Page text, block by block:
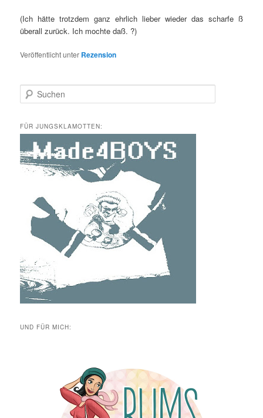
(Ich hätte trotzdem ganz ehrlich lieber wieder das scharfe ß
überall zurück. Ich mochte daß. ?)
Veröffentlicht unter Rezension
u
h
e
FÜR JUNGSKLAMOTTEN:
UND FÜR MICH: